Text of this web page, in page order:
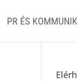
PR ÉS